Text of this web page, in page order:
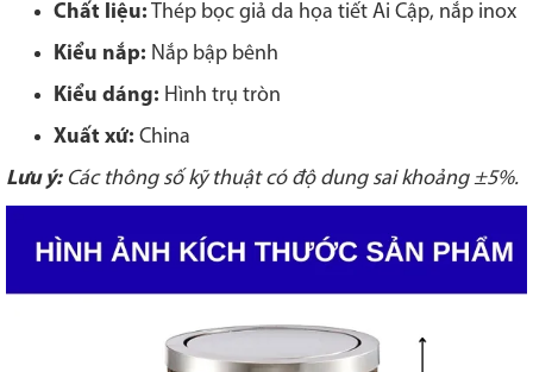
Chất liệu: Thép bọc giả da họa tiết Ai Cập, nắp inox
Kiểu nắp: Nắp bập bênh
Kiểu dáng: Hình trụ tròn
Xuất xứ: China
Lưu ý:Các thông số kỹ thuật có độ dung sai khoảng ±5%.